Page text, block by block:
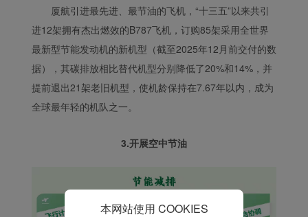
厦航引进最先进、最节油的飞机，“十三五”以来共引
进12架拥有杰出燃效的B787飞机，订购85架采用全世界
最新型节能发动机的新机型（截至2025年12月前交付的数
据），其碳排放相比替代机型分别降低了20%和14%，并
提前退出21架老旧机型，使机龄保持在7.67年以内，成为
全球最年轻的机队之一。
3.开展空中节油
本网站使用 COOKIES
在您的浏览器中。
在您的同意下，我们还将
使用营销Cookie (i) 分析
我们的营销绩效 (ii) 个性
化我们广告中的优惠信
息。 通过放置这些
Cookie，厦门航空和第三
为以使我们的内容和广告
点击“接受”即表示您同意
放置所有的营销Cookie。
点击“拒绝”，我们将不会